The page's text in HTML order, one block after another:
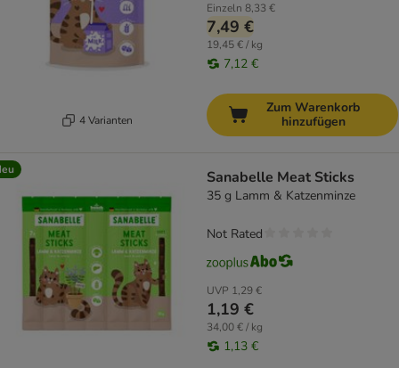
4 Varianten
Einzeln 8,33 €
7,49 €
19,45 € / kg
7,12 €
Zum Warenkorb
hinzufügen
Sanabelle Meat Sticks
35 g Lamm & Katzenminze
UVP 1,29 €
1,19 €
34,00 € / kg
1,13 €
Not Rated